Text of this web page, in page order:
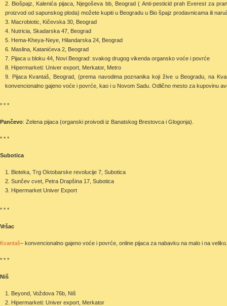
Biošpajz, Kalenića pijaca, Njegoševa bb, Beograd ( Anti-pesticid prah Everest za
proizvod od sapunskog ploda) možete kupiti u Beogradu u Bio špajz prodavnicama ili
Macrobiotic, Kičevska 30, Beograd
Nutricia, Skadarska 47, Beograd
Hema-Kheya-Neye, Hilandarska 24, Beograd
Maslina, Katanićeva 2, Beograd
Pijaca u bloku 44, Novi Beograd: svakog drugog vikenda organsko voće i povrće
Hipermarketi: Univer export, Merkator, Metro
Pijaca Kvantaš, Beograd, (prema navodima poznanika koji žive u Beogradu, na
konvencionalno gajeno voće i povrće, kao i u Novom Sadu. Odlično mesto za kupovinu
* * *
Pančevo: Zelena pijaca (organski proivodi iz Banatskog Brestovca i Glogonja).
* * *
Subotica
Bioteka, Trg Oktobarske revolucije 7, Subotica
Sunčev cvet, Petra Drapšina 17, Subotica
Hipermarket Univer Export
* * *
Vršac
Kvantaš– konvencionalno gajeno voće i povrće, online pijaca za nabavku na malo i na veliko.
* * *
Niš
Beyond, Voždova 76b, Niš
Hipermarketi: Univer export, Merkator